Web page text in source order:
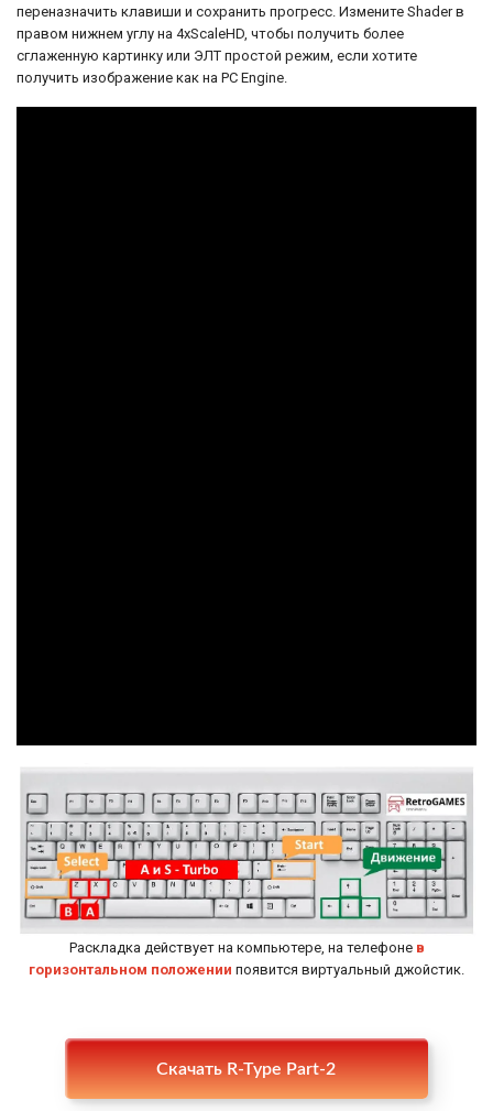
переназначить клавиши и сохранить прогресс. Измените Shader в
правом нижнем углу на 4xScaleHD, чтобы получить более
сглаженную картинку или ЭЛТ простой режим, если хотите
получить изображение как на PC Engine.
Раскладка действует на компьютере, на телефоне в
горизонтальном положении появится виртуальный джойстик.
Скачать R-Type Part-2